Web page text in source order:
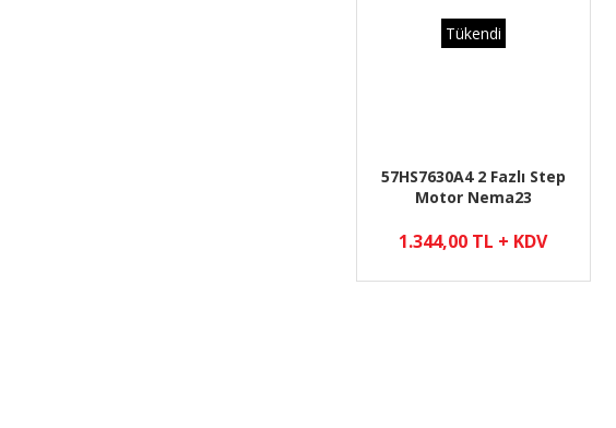
Tükendi
57HS7630A4 2 Fazlı Step
Motor Nema23
1.344,00 TL + KDV